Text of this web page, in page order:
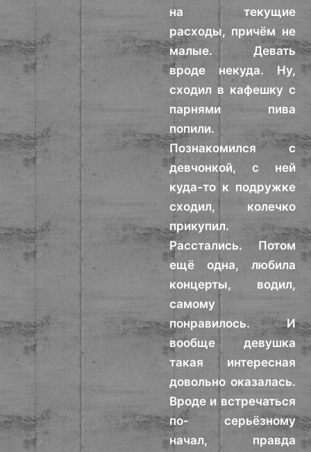
на текущие
расходы, причём не
малые. Девать
вроде некуда. Ну,
сходил в кафешку с
парнями пива
попили.
Познакомился с
девчонкой, с ней
куда-то к подружке
сходил, колечко
прикупил.
Расстались. Потом
ещё одна, любила
концерты, водил,
самому
понравилось. И
вообще девушка
такая интересная
довольно оказалась.
Вроде и встречаться
по- серьёзному
начал, правда